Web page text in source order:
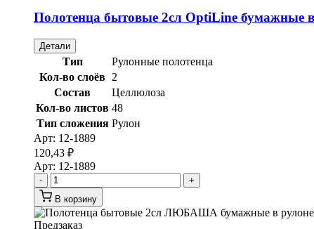
Полотенца бытовые 2сл OptiLine бумажные
Детали
Тип
Рулонные полотенца
Кол-во слоёв 2
Состав
Целлюлоза
Кол-во листов 48
Тип сложения Рулон
Арт: 12-1889
120,43 ₽
Арт: 12-1889
-
+
В корзину
Предзаказ